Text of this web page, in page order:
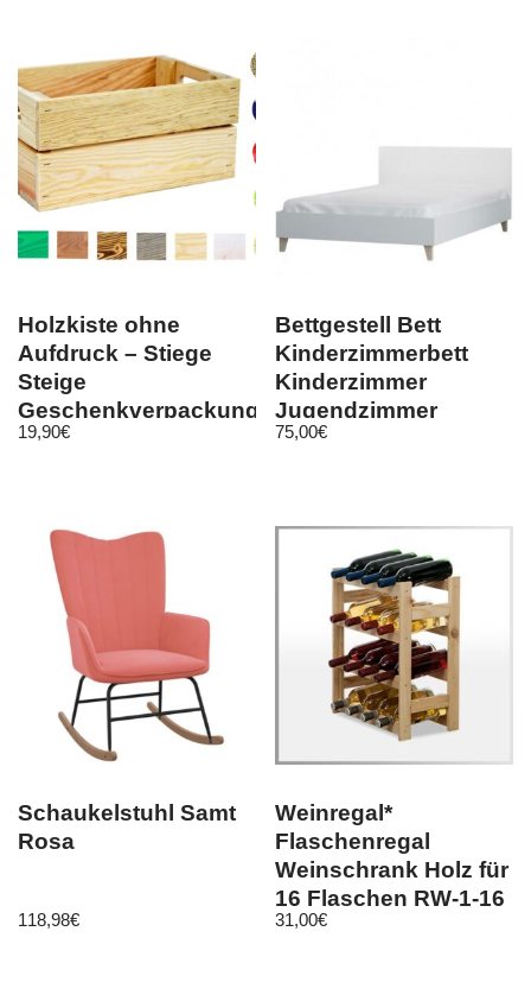
Holzkiste ohne
Aufdruck – Stiege
Steige
Geschenkverpackung
Präsentkorb
19,90€
Bettgestell Bett
Kinderzimmerbett
Kinderzimmer
Jugendzimmer
Modern 36 FIGO
75,00€
Schaukelstuhl Samt
Rosa
118,98€
Weinregal*
Flaschenregal
Weinschrank Holz für
16 Flaschen RW-1-16
/ 3 FARBEN
31,00€